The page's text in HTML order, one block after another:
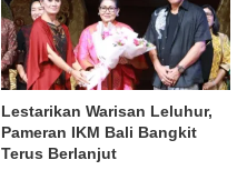
Lestarikan Warisan Leluhur,
Pameran IKM Bali Bangkit
Terus Berlanjut